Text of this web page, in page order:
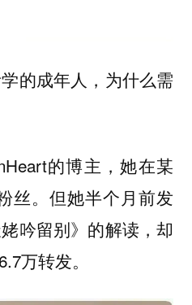
的成年人，为什么需
的博主，她在某
丝。但她半个月前发
吟留别》的解读，却
万转发。